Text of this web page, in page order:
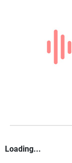
Loading...